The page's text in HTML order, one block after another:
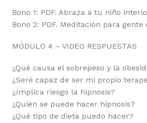
Bono 1: PDF. Abraza a tu niño
Bono 2: PDF. Meditación para gente
MÓDULO 4 – VIDEO RESPUESTAS
¿Qué causa el sobrepeso y la
¿Seré capaz de ser mi propio
¿Implica riesgo la hipnosis?
¿Quién se puede hacer hipnosis?
¿Qué tipo de dieta puedo hacer?